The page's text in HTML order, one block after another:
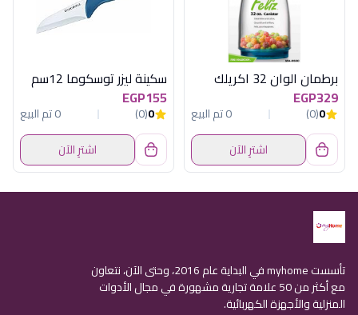
برطمان الوان 32 اكريلك
EGP329
0
(0)
0 تم البيع
اشترِ الآن
سكينة ليزر توسكوما 12سم
EGP155
0
(0)
0 تم البيع
اشترِ الآن
تأسست myhome في البداية عام 2016، وحتى الآن، نتعاون
مع أكثر من 50 علامة تجارية مشهورة في مجال الأدوات
المنزلية والأجهزة الكهربائية.